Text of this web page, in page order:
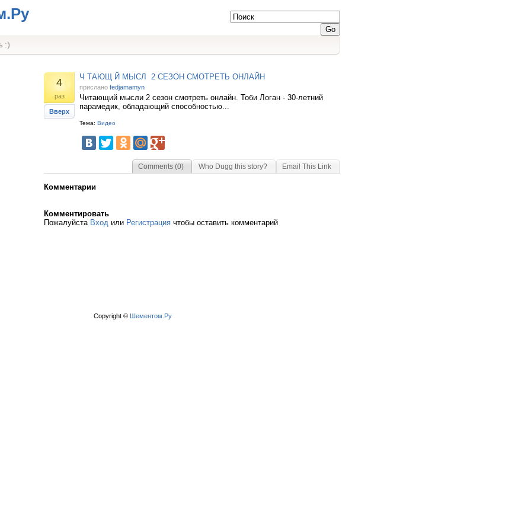
:)
4
раз
Вверх
Ч ТАЮЩ Й МЫСЛ 2 СЕЗОН СМОТРЕТЬ ОНЛАЙН
прислано fedjamamyn
Читающий мысли 2 сезон смотреть онлайн. Тоби Логан - 30-летний
парамедик, обладающий способностью...
Тема: Видео
Comments (0) Who Dugg this story? Email This Link
Комментарии
Комментировать
Пожалуйста Вход или Регистрация чтобы оставить комментарий
Copyright © Шементом.Ру